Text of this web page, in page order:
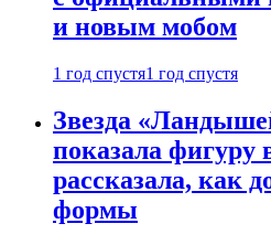
и новым мобом
1 год спустя1 год спустя
Звезда
показала фигуру
рассказала, как
формы